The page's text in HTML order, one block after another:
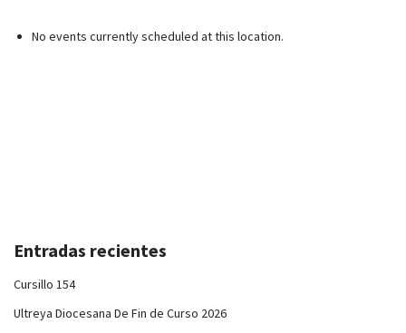
No events currently scheduled at this location.
Entradas recientes
Cursillo 154
Ultreya Diocesana De Fin de Curso 2026